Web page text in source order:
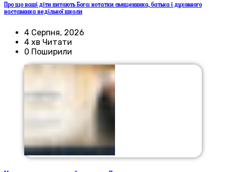
Про що наші діти питають Бога: нотатки священника, батька і духовного
наставника недільної школи
4 Серпня, 2026
4 хв Читати
0 Поширили